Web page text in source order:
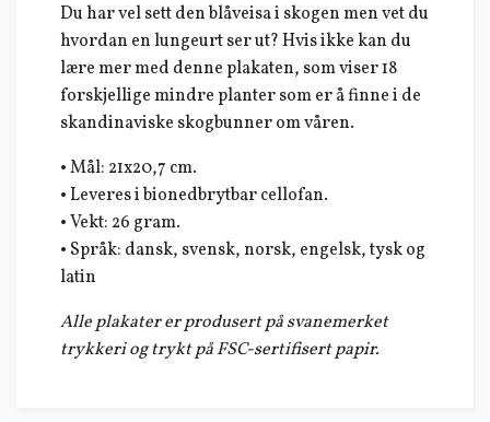
Du har vel sett den blåveisa i skogen men vet du
hvordan en lungeurt ser ut? Hvis ikke kan du
lære mer med denne plakaten, som viser 18
forskjellige mindre planter som er å finne i de
skandinaviske skogbunner om våren.
• Mål: 21x20,7 cm.
• Leveres i bionedbrytbar cellofan.
• Vekt: 26 gram.
• Språk: dansk, svensk, norsk, engelsk, tysk og
latin
Alle plakater er produsert på svanemerket
trykkeri og trykt på FSC-sertifisert papir.